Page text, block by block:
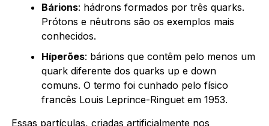
Bárions: hádrons formados por três quarks.
Prótons e nêutrons são os exemplos mais
conhecidos.
Híperões: bárions que contêm pelo menos um
quark diferente dos quarks up e down
comuns. O termo foi cunhado pelo físico
francês Louis Leprince-Ringuet em 1953.
Essas partículas, criadas artificialmente nos